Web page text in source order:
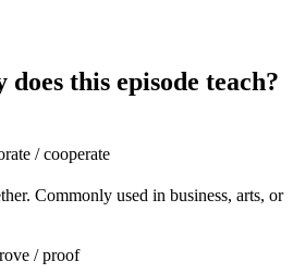
this episode teach?
/ cooperate
Commonly used in business, arts, or
/ proof